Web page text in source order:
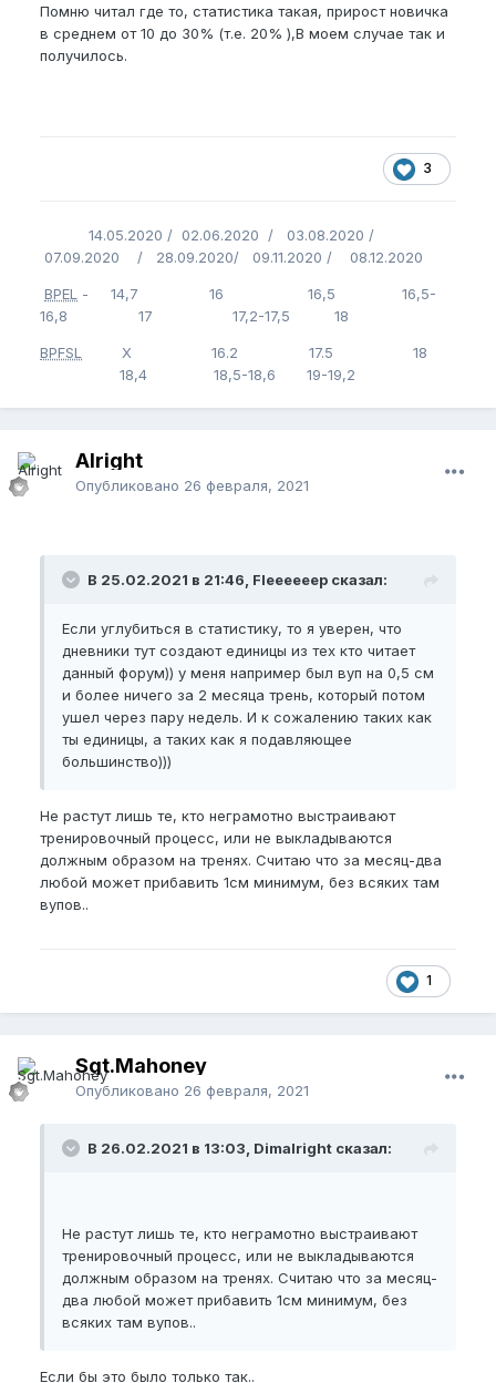
Помню читал где то, статистика такая, прирост новичка
в среднем от 10 до 30% (т.е. 20% ),В моем случае так и
получилось.
3
14.05.2020 / 02.06.2020 / 03.08.2020 /
07.09.2020 / 28.09.2020/ 09.11.2020 / 08.12.2020
BPEL
- 14,7 16 16,5 16,5-
16,8 17 17,2-17,5 18
BPFSL
Х 16.2 17.5 18
18,4 18,5-18,6 19-19,2
Alright
Опубликовано 26 февраля, 2021
В 25.02.2021 в 21:46, Fleeeeeep сказал:
Если углубиться в статистику, то я уверен, что
дневники тут создают единицы из тех кто читает
данный форум)) у меня например был вуп на 0,5 см
и более ничего за 2 месяца трень, который потом
ушел через пару недель. И к сожалению таких как
ты единицы, а таких как я подавляющее
большинство)))
Не растут лишь те, кто неграмотно выстраивают
тренировочный процесс, или не выкладываются
должным образом на тренях. Считаю что за месяц-два
любой может прибавить 1см минимум, без всяких там
вупов..
1
Sgt.Mahoney
Опубликовано 26 февраля, 2021
В 26.02.2021 в 13:03, Dimalright сказал:
Не растут лишь те, кто неграмотно выстраивают
тренировочный процесс, или не выкладываются
должным образом на тренях. Считаю что за месяц-
два любой может прибавить 1см минимум, без
всяких там вупов..
Если бы это было только так..